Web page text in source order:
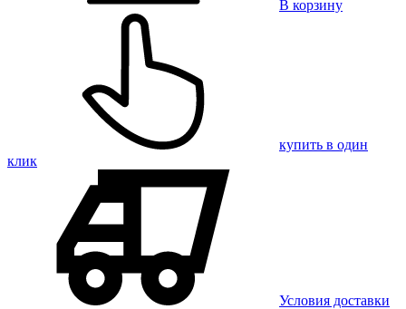
В корзину
купить в один
клик
Условия доставки